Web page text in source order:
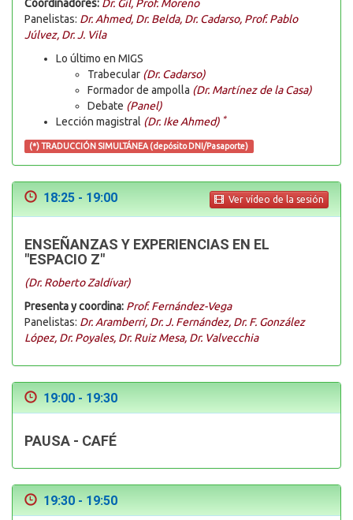
Coordinadores: Dr. Gil, Prof. Moreno
Panelistas: Dr. Ahmed, Dr. Belda, Dr. Cadarso, Prof. Pablo
Júlvez, Dr. J. Vila
Lo último en MIGS
Trabecular (Dr. Cadarso)
Formador de ampolla (Dr. Martínez de la Casa)
Debate (Panel)
Lección magistral (Dr. Ike Ahmed) *
(*) TRADUCCIÓN SIMULTÁNEA (depósito DNI/Pasaporte)
18:25 - 19:00 Ver vídeo de la sesión
ENSEÑANZAS Y EXPERIENCIAS EN EL
"ESPACIO Z"
(Dr. Roberto Zaldívar)
Presenta y coordina: Prof. Fernández-Vega
Panelistas: Dr. Aramberri, Dr. J. Fernández, Dr. F. González
López, Dr. Poyales, Dr. Ruiz Mesa, Dr. Valvecchia
19:00 - 19:30
PAUSA - CAFÉ
19:30 - 19:50